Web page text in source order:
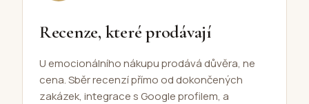
Recenze, které prodávají
U emocionálního nákupu prodává důvěra, ne
cena. Sběr recenzí přímo od dokončených
zakázek, integrace s Google profilem, a